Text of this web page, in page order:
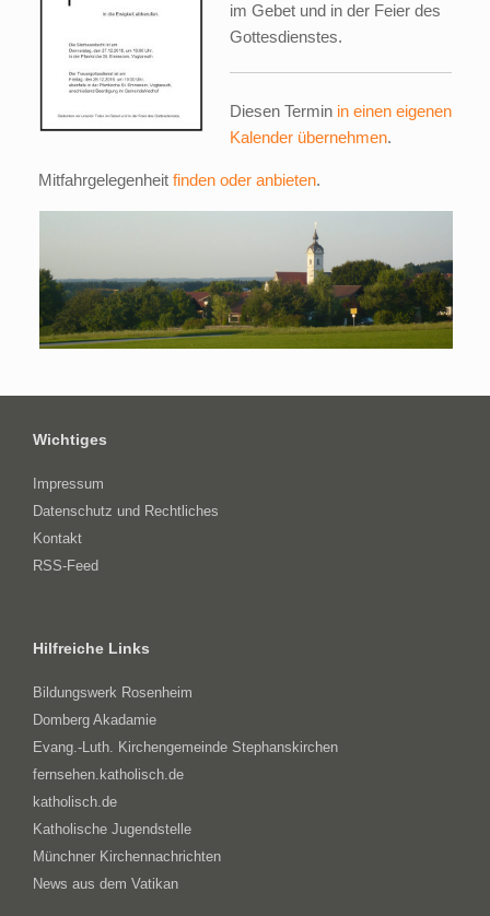
im Gebet und in der Feier des
Gottesdienstes.
Diesen Termin in einen eigenen
Kalender übernehmen.
Mitfahrgelegenheit finden oder anbieten.
Wichtiges
Impressum
Datenschutz und Rechtliches
Kontakt
RSS-Feed
Hilfreiche Links
Bildungswerk Rosenheim
Domberg Akadamie
Evang.-Luth. Kirchengemeinde Stephanskirchen
fernsehen.katholisch.de
katholisch.de
Katholische Jugendstelle
Münchner Kirchennachrichten
News aus dem Vatikan